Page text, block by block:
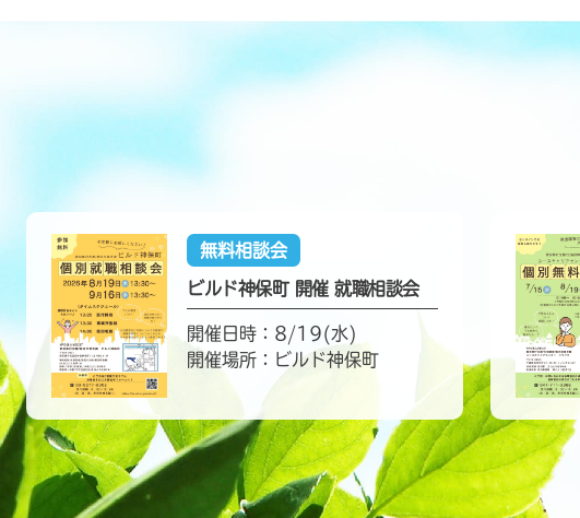
無料相談会
ビルド神保町 開催 就職相談会
開催日時：8/19(水)
開催場所：ビルド神保町